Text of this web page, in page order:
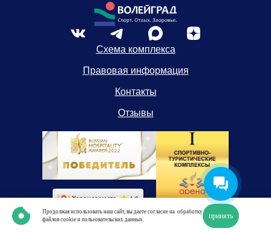
Схема комплекса
Правовая информация
Контакты
Отзывы
Продолжая использовать наш сайт, вы даете согласие на обработку
файлов cookie и пользовательских данных.
принять